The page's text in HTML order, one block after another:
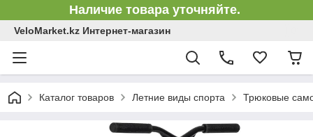
Наличие товара уточняйте.
VeloMarket.kz Интернет-магазин
Каталог товаров Летние виды спорта Трюковые